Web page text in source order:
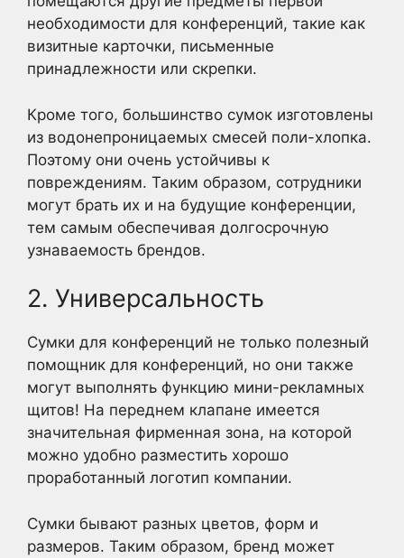
необходимости для конференций, такие как
визитные карточки, письменные
принадлежности или скрепки.
Кроме того, большинство сумок изготовлены
из водонепроницаемых смесей поли-хлопка.
Поэтому они очень устойчивы к
повреждениям. Таким образом, сотрудники
могут брать их и на будущие конференции,
тем самым обеспечивая долгосрочную
узнаваемость брендов.
2. Универсальность
Сумки для конференций не только полезный
помощник для конференций, но они также
могут выполнять функцию мини-рекламных
щитов! На переднем клапане имеется
значительная фирменная зона, на которой
можно удобно разместить хорошо
проработанный логотип компании.
Сумки бывают разных цветов, форм и
размеров. Таким образом, бренд может